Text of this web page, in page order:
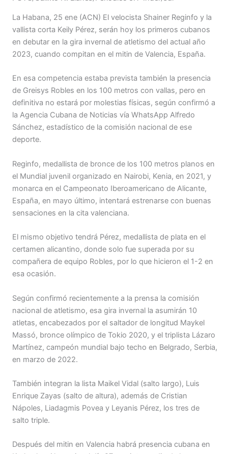
La Habana, 25 ene (ACN) El velocista Shainer Reginfo y la
vallista corta Keily Pérez, serán hoy los primeros cubanos
en debutar en la gira invernal de atletismo del actual año
2023, cuando compitan en el mitin de Valencia, España.
En esa competencia estaba prevista también la presencia
de Greisys Robles en los 100 metros con vallas, pero en
definitiva no estará por molestias físicas, según confirmó a
la Agencia Cubana de Noticias vía WhatsApp Alfredo
Sánchez, estadístico de la comisión nacional de ese
deporte.
Reginfo, medallista de bronce de los 100 metros planos en
el Mundial juvenil organizado en Nairobi, Kenia, en 2021, y
monarca en el Campeonato Iberoamericano de Alicante,
España, en mayo último, intentará estrenarse con buenas
sensaciones en la cita valenciana.
El mismo objetivo tendrá Pérez, medallista de plata en el
certamen alicantino, donde solo fue superada por su
compañera de equipo Robles, por lo que hicieron el 1-2 en
esa ocasión.
Según confirmó recientemente a la prensa la comisión
nacional de atletismo, esa gira invernal la asumirán 10
atletas, encabezados por el saltador de longitud Maykel
Massó, bronce olímpico de Tokio 2020, y el triplista Lázaro
Martínez, campeón mundial bajo techo en Belgrado, Serbia,
en marzo de 2022.
También integran la lista Maikel Vidal (salto largo), Luis
Enrique Zayas (salto de altura), además de Cristian
Nápoles, Liadagmis Povea y Leyanis Pérez, los tres de
salto triple.
Después del mitin en Valencia habrá presencia cubana en